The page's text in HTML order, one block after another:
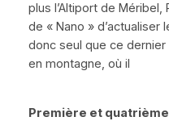
plus l’Altiport de Méribel,
de « Nano » d’actualiser
donc seul que ce dernier
en montagne, où il
Première et